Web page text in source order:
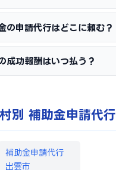
の申請代行はどこに頼む？
成功報酬はいつ払う？
別 補助金申請代行
補助金申請代行
出雲市